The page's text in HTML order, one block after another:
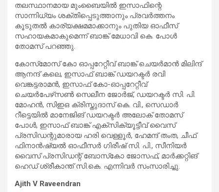
തലസ്ഥാനമായ മുംബൈയില്‍ ഇസാഫിന്റെ
സാന്നിധ്യം ശക്തിപ്പെടുത്താനും പ്രവര്‍ത്തനം
കൂടുതല്‍ കാര്യക്ഷമമാക്കാനും പുതിയ ഓഫീസ്
സഹായകമാകുമെന്ന് ബാങ്ക് മേധാവി കെ. പോള്‍
തോമസ് പറഞ്ഞു.
കോസ്‌മോസ് കോ ഓപ്പറേറ്റീവ് ബാങ്ക് ചെയര്‍മാന്‍ മിലിന്ദ്
ആനന്ദ് കലെ, ഇസാഫ് ബാങ്ക് ഡയറക്ടര്‍ രവി
വെങ്കട്ടരാമന്‍, ഇസാഫ്‌ കോ-ഓപ്പറേറ്റീവ്‌
ചെയർപേഴ്‌സൺ സെലീന ജോർജ്‌, ഡയറക്ടർ സി. പി.
മോഹൻ, സിഇഒ ക്രിസ്തുദാസ് കെ. വി., സെഡാർ
റീട്ടെയിൽ മാനേജിങ് ഡയറക്ടർ അലോക് തോമസ്
പോൾ, ഇസാഫ് ബാങ്ക് എക്‌സിക്യൂട്ടീവ് വൈസ്
പ്രസിഡന്റുമാരായ ഹരി വെള്ളൂര്‍, ഹേമന്ദ് തംത, ചീഫ്
ഫിനാൻഷ്യൽ ഓഫീസർ ഗിരീഷ് സി. പി., സീനിയര്‍
വൈസ് പ്രസിഡന്റ് ബോസ്‌കോ ജോസഫ്, മാര്‍ക്കറ്റിങ്
ഹെഡ് ശ്രീകാന്ത് സി.കെ. എന്നിവർ സംസാരിച്ചു.
Ajith V Raveendran